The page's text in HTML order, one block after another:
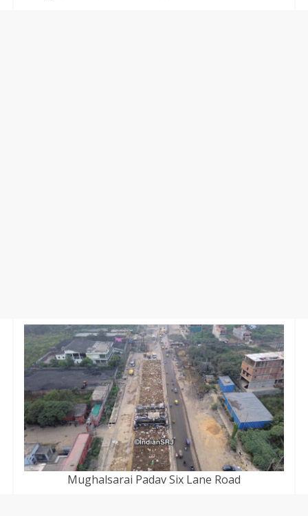
Mughalsarai Padav Six Lane Road